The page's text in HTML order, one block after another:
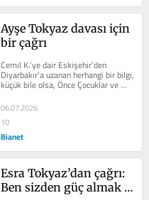
Ayşe Tokyaz davası için
bir çağrı
Cemil K.’ye dair Eskişehir’den
Diyarbakır’a uzanan herhangi bir bilgi,
küçük bile olsa, Önce Çocuklar ve
Kadınlar Derneği’ne,...
06.07.2026
10
Bianet
Esra Tokyaz’dan çağrı:
Ben sizden güç almak